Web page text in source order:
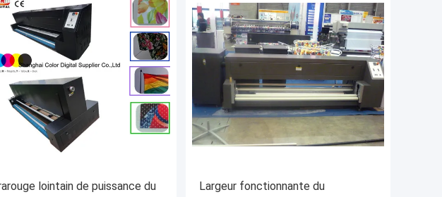
lointain de puissance du
Largeur fonctionnante du